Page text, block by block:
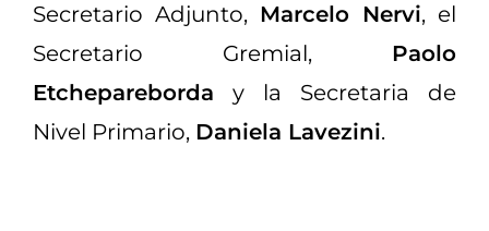
Secretario Adjunto, Marcelo Nervi, el
Secretario Gremial, Paolo
Etchepareborda y la Secretaria de
Nivel Primario, Daniela Lavezini.